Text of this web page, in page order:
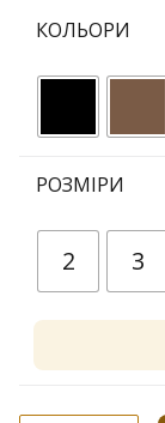
КОЛЬОРИ
РОЗМІРИ
2 3